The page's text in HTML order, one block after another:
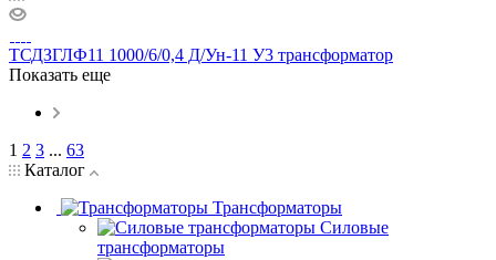
ТСДЗГЛФ11 1000/6/0,4 Д/Ун-11 У3 трансформатор
Показать еще
1 2 3 ... 63
Каталог
Трансформаторы
Силовые
трансформаторы